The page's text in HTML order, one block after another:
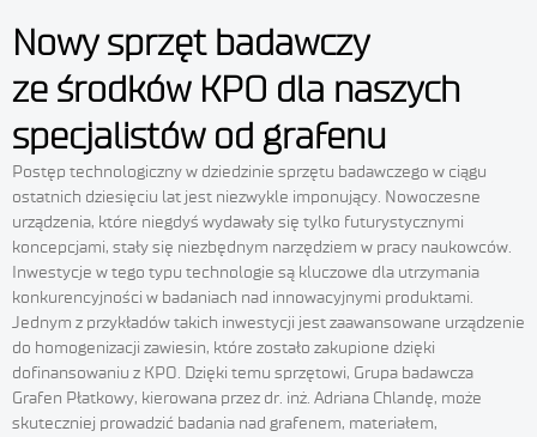
Nowy sprzęt badawczy
ze środków KPO dla naszych
specjalistów od grafenu
Postęp technologiczny w dziedzinie sprzętu badawczego w ciągu
ostatnich dziesięciu lat jest niezwykle imponujący. Nowoczesne
urządzenia, które niegdyś wydawały się tylko futurystycznymi
koncepcjami, stały się niezbędnym narzędziem w pracy naukowców.
Inwestycje w tego typu technologie są kluczowe dla utrzymania
konkurencyjności w badaniach nad innowacyjnymi produktami.
Jednym z przykładów takich inwestycji jest zaawansowane urządzenie
do homogenizacji zawiesin, które zostało zakupione dzięki
dofinansowaniu z KPO. Dzięki temu sprzętowi, Grupa badawcza
Grafen Płatkowy, kierowana przez dr. inż. Adriana Chlandę, może
skuteczniej prowadzić badania nad grafenem, materiałem,